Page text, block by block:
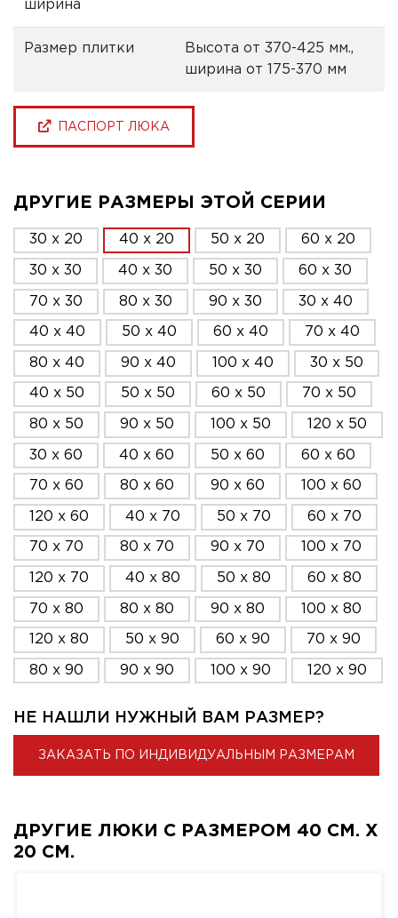
ширина
Размер плитки
Высота от 370-425 мм.,
ширина от 175-370 мм
ПАСПОРТ ЛЮКА
ДРУГИЕ РАЗМЕРЫ ЭТОЙ СЕРИИ
30 x 20 40 x 20 50 x 20 60 x 20
30 x 30 40 x 30 50 x 30 60 x 30
70 x 30 80 x 30 90 x 30 30 x 40
40 x 40 50 x 40 60 x 40 70 x 40
80 x 40 90 x 40 100 x 40 30 x 50
40 x 50 50 x 50 60 x 50 70 x 50
80 x 50 90 x 50 100 x 50 120 x 50
30 x 60 40 x 60 50 x 60 60 x 60
70 x 60 80 x 60 90 x 60 100 x 60
120 x 60 40 x 70 50 x 70 60 x 70
70 x 70 80 x 70 90 x 70 100 x 70
120 x 70 40 x 80 50 x 80 60 x 80
70 x 80 80 x 80 90 x 80 100 x 80
120 x 80 50 x 90 60 x 90 70 x 90
80 x 90 90 x 90 100 x 90 120 x 90
НЕ НАШЛИ НУЖНЫЙ ВАМ РАЗМЕР?
ЗАКАЗАТЬ ПО ИНДИВИДУАЛЬНЫМ РАЗМЕРАМ
ДРУГИЕ ЛЮКИ С РАЗМЕРОМ 40 СМ. X
20 СМ.